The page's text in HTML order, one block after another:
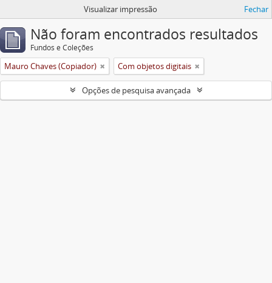
Visualizar impressão Fechar
Não foram encontrados resultados
Fundos e Coleções
Mauro Chaves (Copiador) Com objetos digitais
Opções de pesquisa avançada